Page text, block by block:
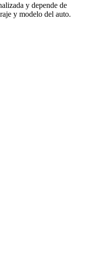
y depende de
y modelo del auto.